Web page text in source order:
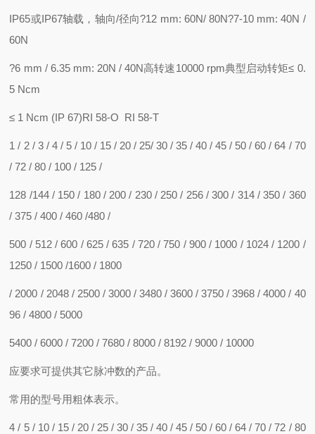
IP65或IP67轴载，轴向/径向?12 mm: 60N/ 80N?7-10 mm: 40N /
60N
?6 mm / 6.35 mm: 20N / 40N高转速10000 rpm典型启动转矩≤ 0.
5 Ncm
≤ 1 Ncm (IP 67)RI 58-O RI 58-T
1 / 2 / 3 / 4 / 5 / 10 / 15 / 20 / 25/ 30 / 35 / 40 / 45 / 50 / 60 / 64 / 70
/ 72 / 80 / 100 / 125 /
128 /144 / 150 / 180 / 200 / 230 / 250 / 256 / 300 / 314 / 350 / 360
/ 375 / 400 / 460 /480 /
500 / 512 / 600 / 625 / 635 / 720 / 750 / 900 / 1000 / 1024 / 1200 /
1250 / 1500 /1600 / 1800
/ 2000 / 2048 / 2500 / 3000 / 3480 / 3600 / 3750 / 3968 / 4000 / 40
96 / 4800 / 5000
5400 / 6000 / 7200 / 7680 / 8000 / 8192 / 9000 / 10000
应要求可提供其它脉冲数的产品。
常用的型号用粗体表示。
4 / 5 / 10 / 15 / 20 / 25 / 30 / 35 / 40 / 45 / 50 / 60 / 64 / 70 / 72 / 80